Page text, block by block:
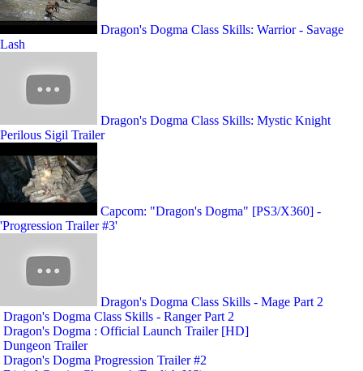
Dragon's Dogma Class Skills: Warrior - Savage
Lash
Dragon's Dogma Class Skills: Mystic Knight
Perilous Sigil Trailer
Capcom: "Dragon's Dogma" [PS3/X360] -
'Progression Trailer #3'
Dragon's Dogma Class Skills - Mage Part 2
Dragon's Dogma Class Skills - Ranger Part 2
Dragon's Dogma : Official Launch Trailer [HD]
Dungeon Trailer
Dragon's Dogma Progression Trailer #2